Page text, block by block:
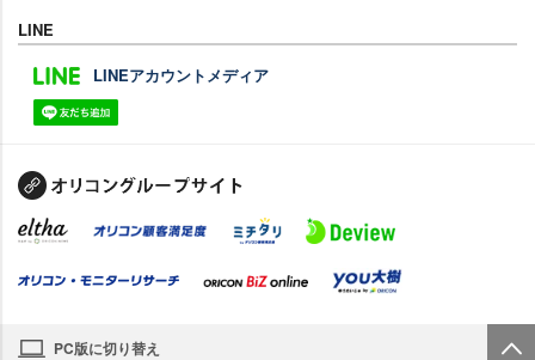
LINE
LINEアカウントメディア
PC版に切り替え